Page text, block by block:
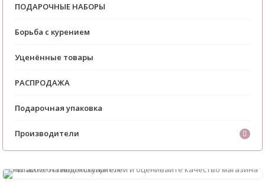
ПОДАРОЧНЫЕ НАБОРЫ
Борьба с курением
Уценённые товары
РАСПРОДАЖА
Подарочная упаковка
Производители